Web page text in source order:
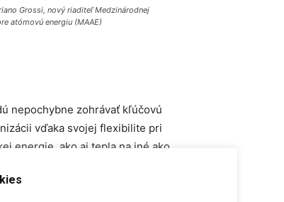
Grossi, nový riaditeľ Medzinárodnej
atómovú energiu (MAAE)
nepochybne zohrávať kľúčovú
vďaka svojej flexibilite pri
energie, ako aj tepla na iné ako
Jedným z hlavných hráčov v